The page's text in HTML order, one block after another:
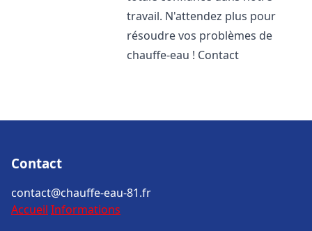
travail. N'attendez plus pour
résoudre vos problèmes de
chauffe-eau ! Contact
Contact
contact@chauffe-eau-81.fr
Accueil Informations